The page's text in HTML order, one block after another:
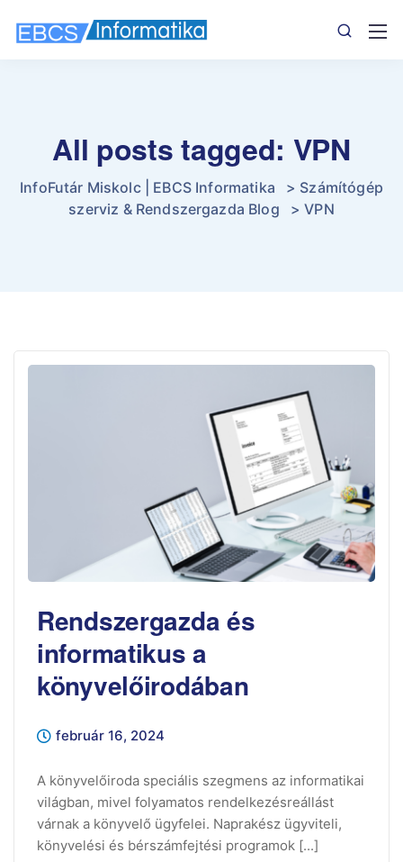
All posts tagged: VPN
InfoFutár Miskolc | EBCS Informatika > Számítógép
szerviz & Rendszergazda Blog
>VPN
Rendszergazda és
informatikus a
könyvelőirodában
február 16, 2024
A könyvelőiroda speciális szegmens az informatikai
világban, mivel folyamatos rendelkezésreállást
várnak a könyvelő ügyfelei. Naprakész ügyviteli,
könyvelési és bérszámfejtési programok [...]